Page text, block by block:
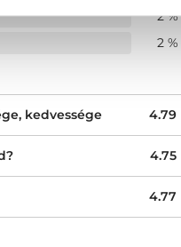
2 %
2 %
kedvessége 4.79
4.75
4.77